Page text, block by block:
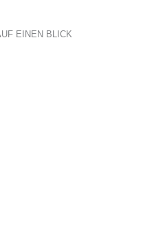
EINEN BLICK